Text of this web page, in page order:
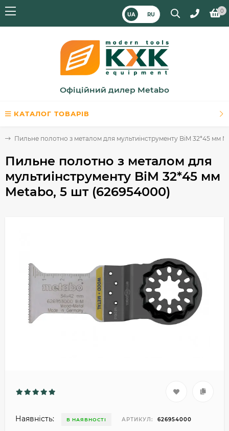
UA RU
0
Офіційний дилер Metabo
КАТАЛОГ ТОВАРІВ
Пильне полотно з металом для мультиінструменту BiM 32*45 мм
Пильне полотно з металом для
мультиінструменту BiM 32*45 мм
Metabo, 5 шт (626954000)
Наявність: В НАЯВНОСТІ АРТИКУЛ: 626954000